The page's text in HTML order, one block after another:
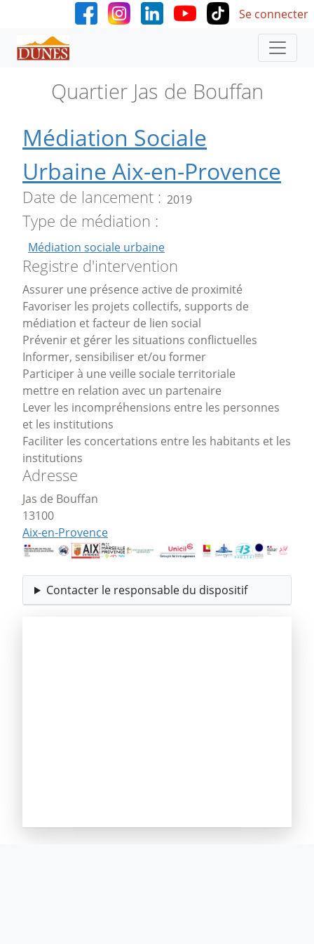
Aller au contenu principal User
Se connecter
Quartier Jas de Bouffan
Médiation Sociale
Urbaine Aix-en-Provence
Date de lancement 2019
Type de médiation
Médiation sociale urbaine
Registre d'intervention
Assurer une présence active de proximité
Favoriser les projets collectifs, supports de
médiation et facteur de lien social
Prévenir et gérer les situations conflictuelles
Informer, sensibiliser et/ou former
Participer à une veille sociale territoriale
mettre en relation avec un partenaire
Lever les incompréhensions entre les personnes
et les institutions
Faciliter les concertations entre les habitants et les
institutions
Adresse
Jas de Bouffan
13100
Aix-en-Provence
Contacter le responsable du dispositif